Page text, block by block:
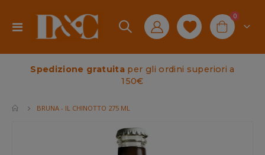
Toggle
Cart
0elementi
Spedizione gratuita per gli ordini superiori a
150€
BRUNA - IL CHINOTTO 275 ML